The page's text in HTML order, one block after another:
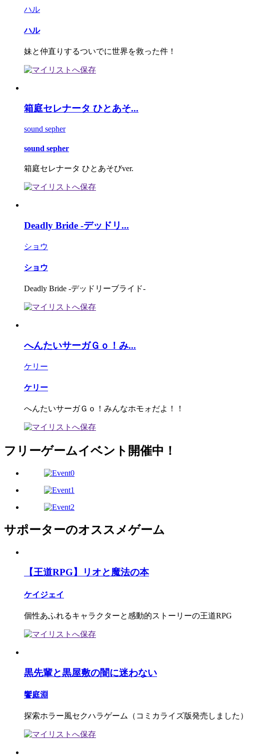
ハル
ハル
妹と仲直りするついでに世界を救った件！
箱庭セレナータ ひとあそ...
sound sepher
sound sepher
箱庭セレナータ ひとあそびver.
Deadly Bride -デッドリ...
ショウ
ショウ
Deadly Bride -デッドリーブライド-
へんたいサーガＧｏ！み...
ケリー
ケリー
へんたいサーガＧｏ！みんなホモォだよ！！
フリーゲームイベント開催中！
サポーターのオススメゲーム
【王道RPG】リオと魔法の本
ケイジェイ
個性あふれるキャラクターと感動的ストーリーの王道RPG
黒先輩と黒屋敷の闇に迷わない
饗庭淵
探索ホラー風セクハラゲーム（コミカライズ版発売しました）